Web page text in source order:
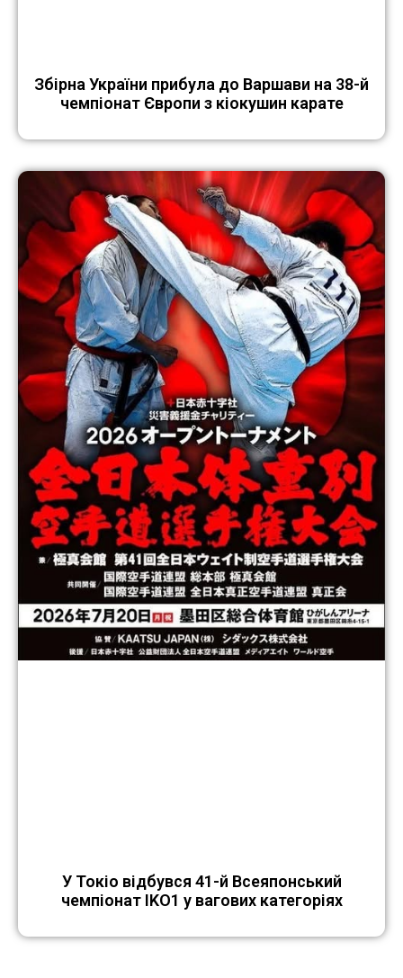
Збірна України прибула до Варшави на 38-й
чемпіонат Європи з кіокушин карате
У Токіо відбувся 41-й Всеяпонський
чемпіонат IKO1 у вагових категоріях